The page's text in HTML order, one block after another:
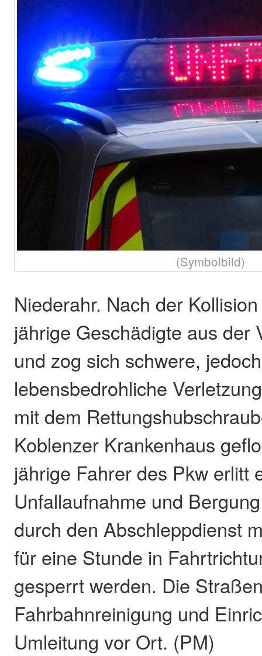
(Symbolbild)
Niederahr. Nach der
jährige Geschädigte aus der
und zog sich schwere,
lebensbedrohliche
mit dem
Koblenzer Krankenhaus
jährige Fahrer des Pkw erlitt
Unfallaufnahme und
durch den Abschleppdienst
für eine Stunde in
gesperrt werden. Die
Fahrbahnreinigung und
Umleitung vor Ort. (PM)